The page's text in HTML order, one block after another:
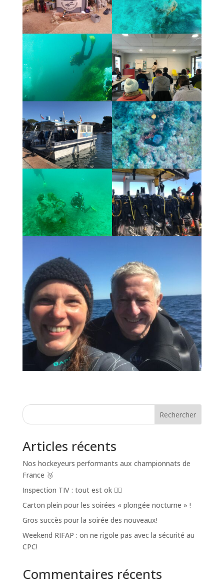
Rechercher
Articles récents
Nos hockeyeurs performants aux championnats de
France 🥉
Inspection TIV : tout est ok 👌🏼
Carton plein pour les soirées « plongée nocturne » !
Gros succès pour la soirée des nouveaux!
Weekend RIFAP : on ne rigole pas avec la sécurité au
CPC!
Commentaires récents